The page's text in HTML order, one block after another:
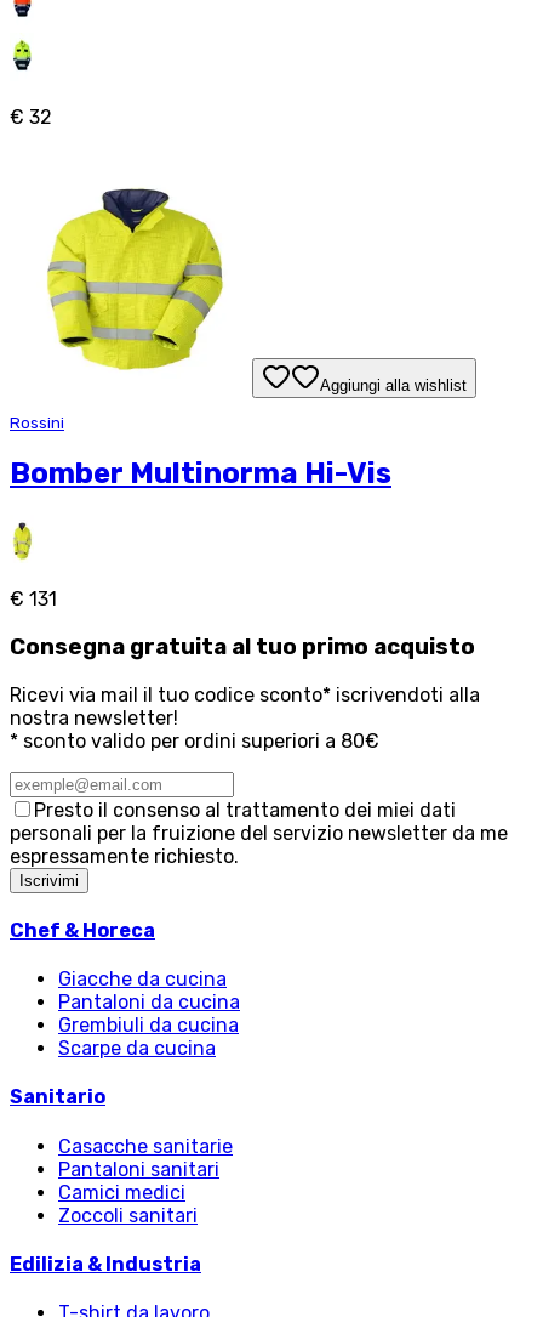
€ 32
Aggiungi alla wishlist
Rossini
Bomber Multinorma Hi-Vis
€ 131
Consegna gratuita al tuo primo acquisto
Ricevi via mail il tuo codice sconto* iscrivendoti alla
nostra newsletter!
* sconto valido per ordini superiori a 80€
Presto il consenso al trattamento dei miei dati
personali per la fruizione del servizio newsletter da me
espressamente richiesto.
Iscrivimi
Chef & Horeca
Giacche da cucina
Pantaloni da cucina
Grembiuli da cucina
Scarpe da cucina
Sanitario
Casacche sanitarie
Pantaloni sanitari
Camici medici
Zoccoli sanitari
Edilizia & Industria